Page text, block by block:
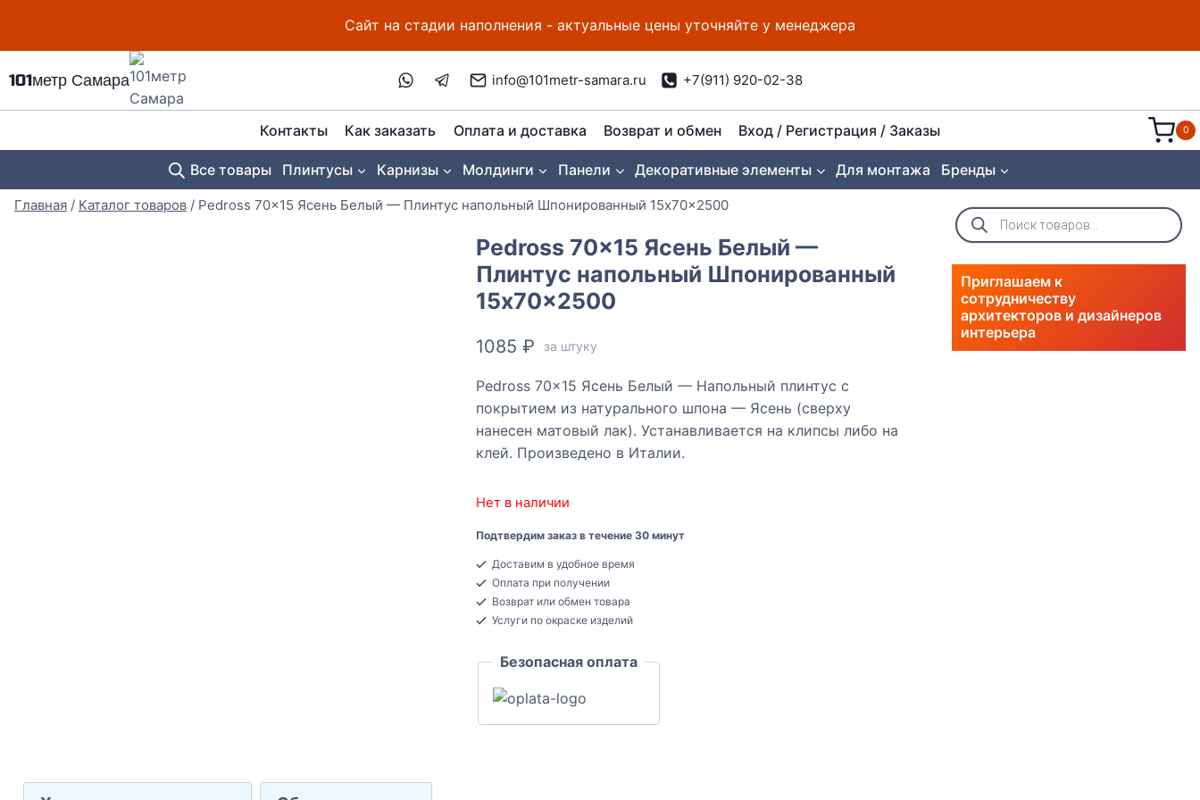
содержимому
Сайт на стадии наполнения - актуальные цены уточняйте у менеджера
101метр Самара info@101metr-samara.ru +7(911) 920-02-38
Контакты Как заказать Оплата и доставка Возврат и обмен Вход / Регистрация / Заказы 0
Все товары Плинтусы Карнизы Молдинги Панели Декоративные элементы Для монтажа Бренды
Главная / Каталог товаров / Pedross 70×15 Ясень Белый — Плинтус напольный Шпонированный 15x70x2500
Pedross 70×15 Ясень Белый —
Плинтус напольный Шпонированный
15x70x2500
1085 ₽ за штуку
Pedross 70×15 Ясень Белый — Напольный плинтус с
покрытием из натурального шпона — Ясень (сверху
нанесен матовый лак). Устанавливается на клипсы либо на
клей. Произведено в Италии.
Нет в наличии
Подтвердим заказ в течение 30 минут
Доставим в удобное время
Оплата при получении
Возврат или обмен товара
Услуги по окраске изделий
Безопасная оплата
Поиск
товаров
Приглашаем к
сотрудничеству
архитекторов и дизайнеров
интерьера